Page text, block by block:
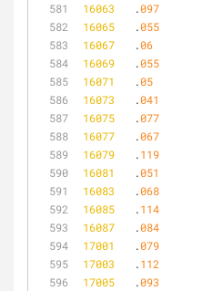
16063
	.
097
16065
	.
055
16067
	.
06
16069
	.
055
16071
	.
05
16073
	.
041
16075
	.
077
16077
	.
067
16079
	.
119
16081
	.
051
16083
	.
068
16085
	.
114
16087
	.
084
17001
	.
079
17003
	.
112
17005
	.
093